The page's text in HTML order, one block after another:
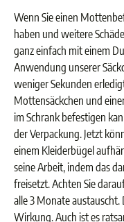
Wenn Sie einen
haben und weitere
ganz einfach mit einem
Anwendung unserer
weniger Sekunden
Mottensäckchen und
im Schrank befestigen
der Verpackung. Jetzt
einem Kleiderbügel
seine Arbeit, indem das
freisetzt. Achten Sie
alle 3 Monate austauscht.
Wirkung. Auch ist es